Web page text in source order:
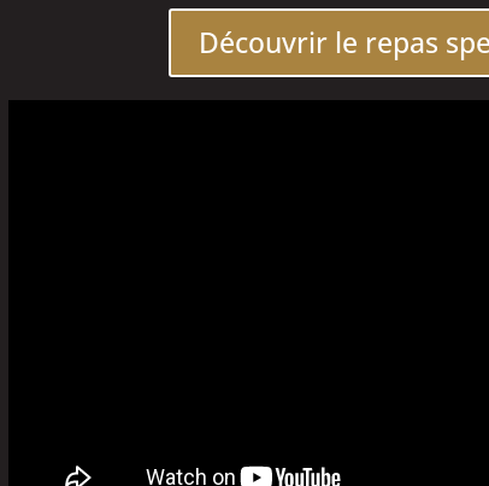
Découvrir le repas